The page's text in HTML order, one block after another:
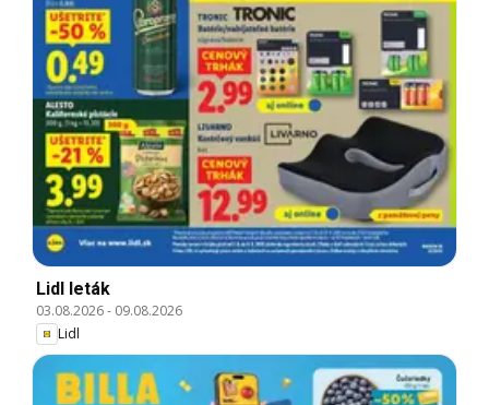
Lidl leták
03.08.2026- 09.08.2026
Lidl